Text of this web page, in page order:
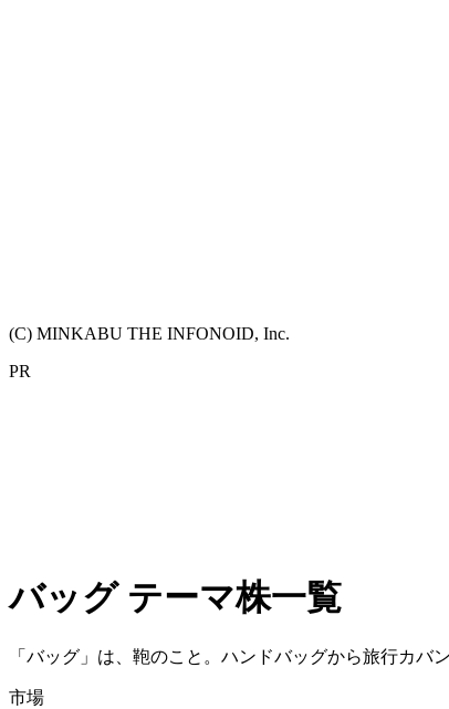
(C) MINKABU THE INFONOID, Inc.
PR
バッグ テーマ株一覧
「バッグ」は、鞄のこと。ハンドバッグから旅行カ
市場